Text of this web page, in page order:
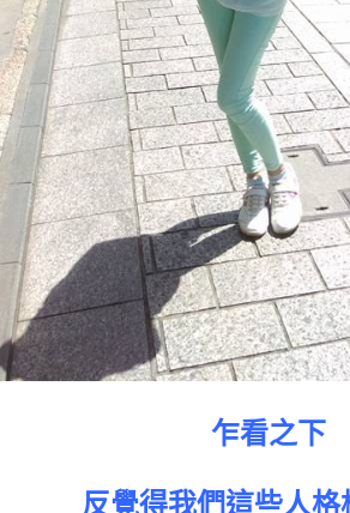
乍看之下
反覺得我們這些人